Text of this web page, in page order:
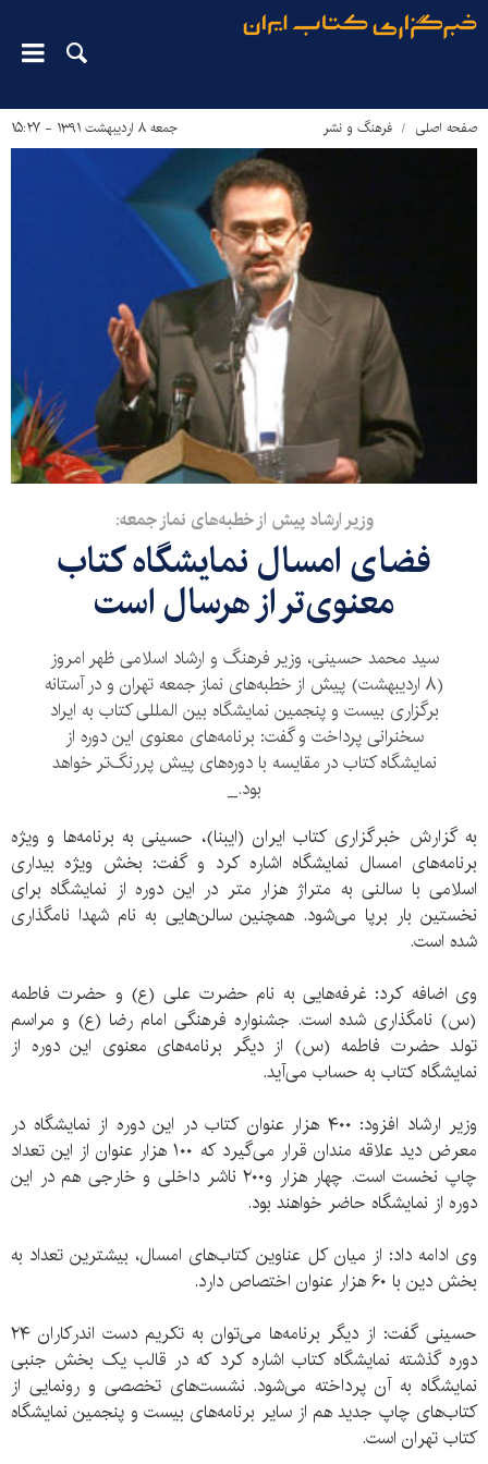
صفحه اصلی فرهنگ و نشر جمعه ۸ اردیبهشت ۱۳۹۱ - ۱۵:۲۷
وزیر ارشاد پیش از خطبه‌های نماز جمعه:
فضای امسال نمایشگاه کتاب
معنوی‌تر از هرسال است
سید محمد حسینی، وزیر فرهنگ و ارشاد اسلامی ظهر امروز
(۸ اردیبهشت) پیش از خطبه‌های نماز جمعه تهران و در آستانه
برگزاری بیست و پنجمین نمایشگاه بین المللی کتاب به ایراد
سخنرانی پرداخت و گفت: برنامه‌های معنوی این دوره از
نمایشگاه کتاب در مقایسه با دوره‌های پیش پررنگ‌تر خواهد
بود._
به گزارش خبرگزاری کتاب ایران (ایبنا)، حسینی به برنامه‌ها و ویژه
برنامه‌های امسال نمایشگاه اشاره کرد و گفت: بخش ویژه بیداری
اسلامی با سالنی به متراژ هزار متر در این دوره از نمایشگاه برای
نخستین بار برپا می‌شود. همچنین سالن‌هایی به نام شهدا نامگذاری
شده است.
وی اضافه کرد: غرفه‌هایی به نام حضرت علی (ع) و حضرت فاطمه
(س) نامگذاری شده است. جشنواره فرهنگی امام رضا (ع) و مراسم
تولد حضرت فاطمه (س) از دیگر برنامه‌های معنوی این دوره از
نمایشگاه کتاب به حساب می‌آید.
وزیر ارشاد افزود: ۴۰۰ هزار عنوان کتاب در این دوره از نمایشگاه در
معرض دید علاقه مندان قرار می‌گیرد که ۱۰۰ هزار عنوان از این تعداد
چاپ نخست است. چهار هزار و۲۰۰ ناشر داخلی و خارجی هم در این
دوره از نمایشگاه حاضر خواهند بود.
وی ادامه داد: از میان کل عناوین کتاب‌های امسال، بیشترین تعداد به
بخش دین با ۶۰ هزار عنوان اختصاص دارد.
حسینی گفت: از دیگر برنامه‌ها می‌توان به تکریم دست اندرکاران ۲۴
دوره گذشته نمایشگاه کتاب اشاره کرد که در قالب یک بخش جنبی
نمایشگاه به آن پرداخته می‌شود. نشست‌های تخصصی و رونمایی از
کتاب‌های چاپ جدید هم از سایر برنامه‌های بیست و پنجمین نمایشگاه
کتاب تهران است.